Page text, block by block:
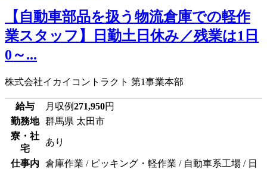
【自動車部品を扱う物流倉庫での軽作
業スタッフ】日勤土日休み／残業は1日
0～...
株式会社イカイコントラクト 第1事業本部
給与 月収例271,950円
勤務地
群馬県 太田市
寮・社
宅
あり
仕事内
倉庫作業 / ピッキング・軽作業 / 自動車系工場 / 日